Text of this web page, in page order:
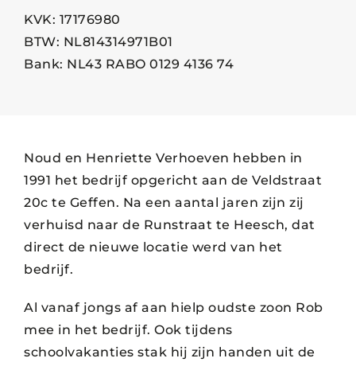
KVK: 17176980
BTW: NL814314971B01
Bank: NL43 RABO 0129 4136 74
Noud en Henriette Verhoeven hebben in
1991 het bedrijf opgericht aan de Veldstraat
20c te Geffen. Na een aantal jaren zijn zij
verhuisd naar de Runstraat te Heesch, dat
direct de nieuwe locatie werd van het
bedrijf.
Al vanaf jongs af aan hielp oudste zoon Rob
mee in het bedrijf. Ook tijdens
schoolvakanties stak hij zijn handen uit de